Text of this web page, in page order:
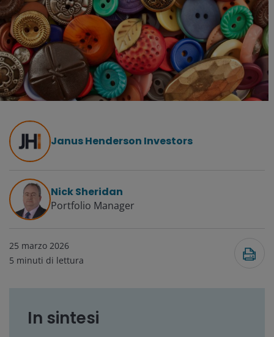
Janus Henderson Investors
Nick Sheridan
Portfolio Manager
25 marzo 2026
5 minuti di lettura
In sintesi